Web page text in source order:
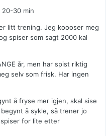
20-30 min
litt trening. Jeg koooser meg
spiser som sagt 2000 kal
år, men har spist riktig
selv som frisk. Har ingen
å fryse mer igjen, skal sise
å sykle, så trener jo
spiser for lite etter